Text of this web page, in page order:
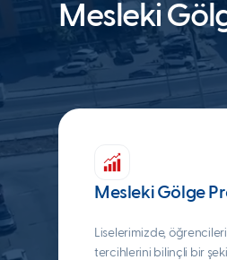
Mesleki
Mesleki Gölge
Liselerimizde,
tercihlerini bilinçli bir